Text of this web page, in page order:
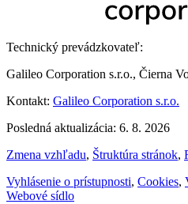
Technický prevádzkovateľ:
Galileo Corporation s.r.o., Čierna
Kontakt: Galileo Corporation s.r.o.
Posledná aktualizácia: 6. 8. 2026
Zmena vzhľadu, Štruktúra stránok,
Vyhlásenie o prístupnosti, Cookies,
Webové sídlo